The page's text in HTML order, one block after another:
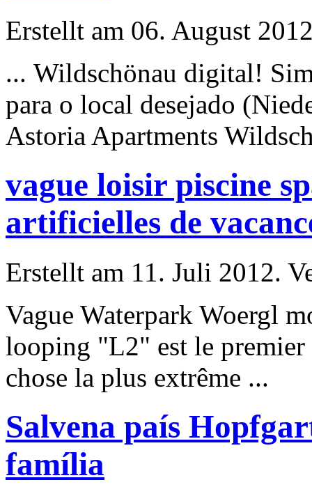
Erstellt am 06. August
... Wildschönau digital!
para o local desejado
Astoria Apartments
vague loisir piscine
artificielles de
Erstellt am 11. Juli 2012.
Vague Waterpark Woergl
looping "L2" est le premier
chose la plus extrême ...
Salvena país
família